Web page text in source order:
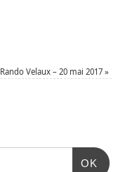
Rando Velaux – 20 mai 2017»
OK